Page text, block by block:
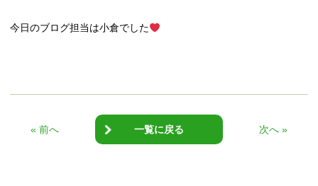
今日のブログ担当は小倉でした
« 前へ 一覧に戻る 次へ »